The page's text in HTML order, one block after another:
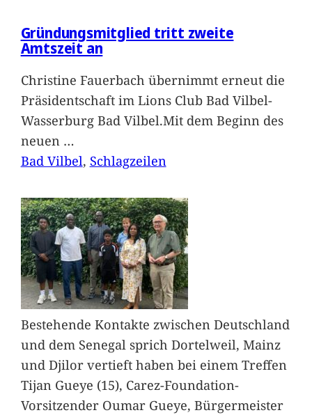
Gründungsmitglied tritt zweite
Amtszeit an
Christine Fauerbach übernimmt erneut die
Präsidentschaft im Lions Club Bad Vilbel-
Wasserburg Bad Vilbel.Mit dem Beginn des
neuen …
Bad Vilbel, Schlagzeilen
Bestehende Kontakte zwischen Deutschland
und dem Senegal sprich Dortelweil, Mainz
und Djilor vertieft haben bei einem Treffen
Tijan Gueye (15), Carez-Foundation-
Vorsitzender Oumar Gueye, Bürgermeister